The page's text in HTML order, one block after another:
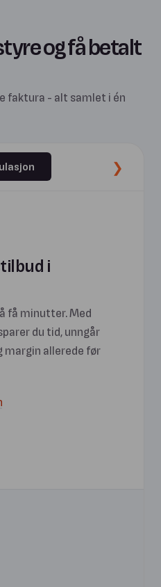
og få betalt
faktura - alt samlet i én
❯
i
få minutter. Med
du tid, unngår
margin allerede før